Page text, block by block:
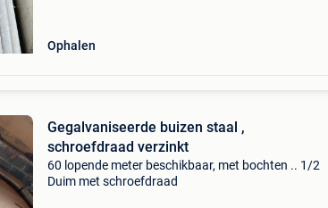
Ophalen
Gegalvaniseerde buizen staal ,
schroefdraad verzinkt
60 lopende meter beschikbaar, met bochten .. 1/2
Duim met schroefdraad